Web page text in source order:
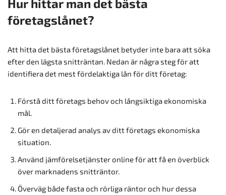
Hur hittar man det bästa
företagslånet?
Att hitta det bästa företagslånet betyder inte bara att söka
efter den lägsta snitträntan. Nedan är några steg för att
identifiera det mest fördelaktiga lån för ditt företag:
Förstå ditt företags behov och långsiktiga ekonomiska
mål.
Gör en detaljerad analys av ditt företags ekonomiska
situation.
Använd jämförelsetjänster online för att få en överblick
över marknadens snitträntor.
Överväg både fasta och rörliga räntor och hur dessa